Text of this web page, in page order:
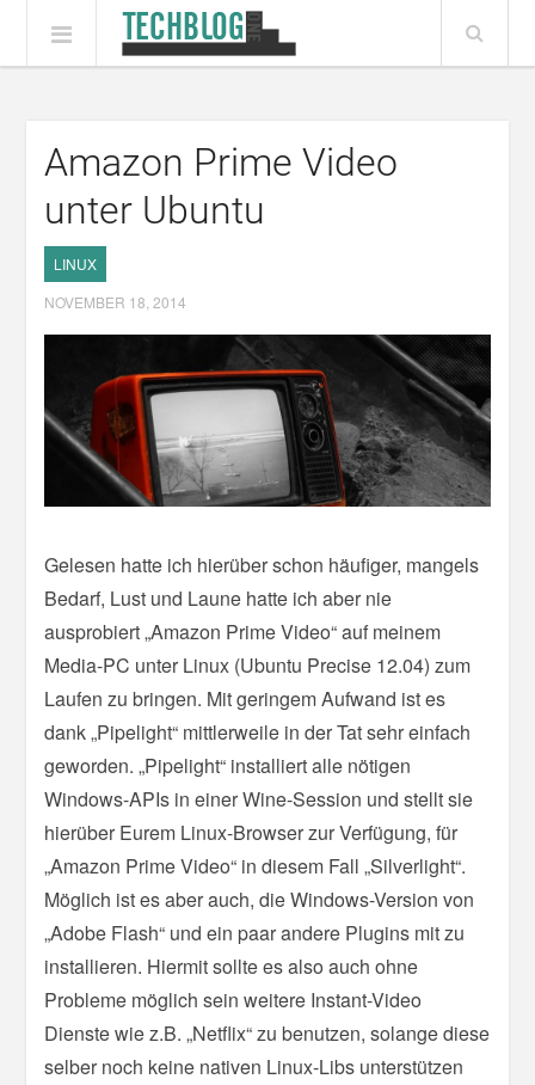
Amazon Prime Video
unter Ubuntu
LINUX
NOVEMBER 18, 2014
Gelesen hatte ich hierüber schon häufiger, mangels
Bedarf, Lust und Laune hatte ich aber nie
ausprobiert „Amazon Prime Video“ auf meinem
Media-PC unter Linux (Ubuntu Precise 12.04) zum
Laufen zu bringen. Mit geringem Aufwand ist es
dank „Pipelight“ mittlerweile in der Tat sehr einfach
geworden. „Pipelight“ installiert alle nötigen
Windows-APIs in einer Wine-Session und stellt sie
hierüber Eurem Linux-Browser zur Verfügung, für
„Amazon Prime Video“ in diesem Fall „Silverlight“.
Möglich ist es aber auch, die Windows-Version von
„Adobe Flash“ und ein paar andere Plugins mit zu
installieren. Hiermit sollte es also auch ohne
Probleme möglich sein weitere Instant-Video
Dienste wie z.B. „Netflix“ zu benutzen, solange diese
selber noch keine nativen Linux-Libs unterstützen